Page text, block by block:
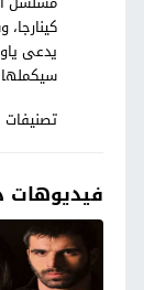
يدعى
سيكملها او انه
تصنيفات
فيديوهات